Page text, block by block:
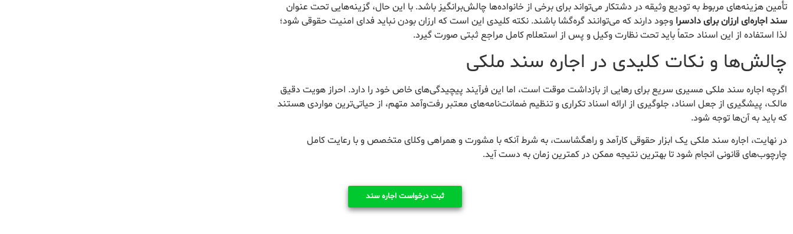
تأمین هزینه‌های مربوط به تودیع وثیقه در دشتکار می‌تواند برای برخی از خانواده‌ها چالش‌برانگیز باشد. با این حال، گزینه‌هایی تحت عنوان
سند اجاره‌ای ارزان برای دادسرا وجود دارند که می‌توانند گره‌گشا باشند. نکته کلیدی این است که ارزان بودن نباید فدای امنیت حقوقی شود؛
لذا استفاده از این اسناد حتماً باید تحت نظارت وکیل و پس از استعلام کامل مراجع ثبتی صورت گیرد.
چالش‌ها و نکات کلیدی در اجاره سند ملکی
اگرچه اجاره سند ملکی مسیری سریع برای رهایی از بازداشت موقت است، اما این فرآیند پیچیدگی‌های خاص خود را دارد. احراز هویت دقیق
مالک، پیشگیری از جعل اسناد، جلوگیری از ارائه اسناد تکراری و تنظیم ضمانت‌نامه‌های معتبر رفت‌وآمد متهم، از حیاتی‌ترین مواردی هستند
که باید به آن‌ها توجه شود.
در نهایت، اجاره سند ملکی یک ابزار حقوقی کارآمد و راهگشاست، به شرط آنکه با مشورت و همراهی وکلای متخصص و با رعایت کامل
چارچوب‌های قانونی انجام شود تا بهترین نتیجه ممکن در کمترین زمان به دست آید.
ثبت درخواست اجاره سند